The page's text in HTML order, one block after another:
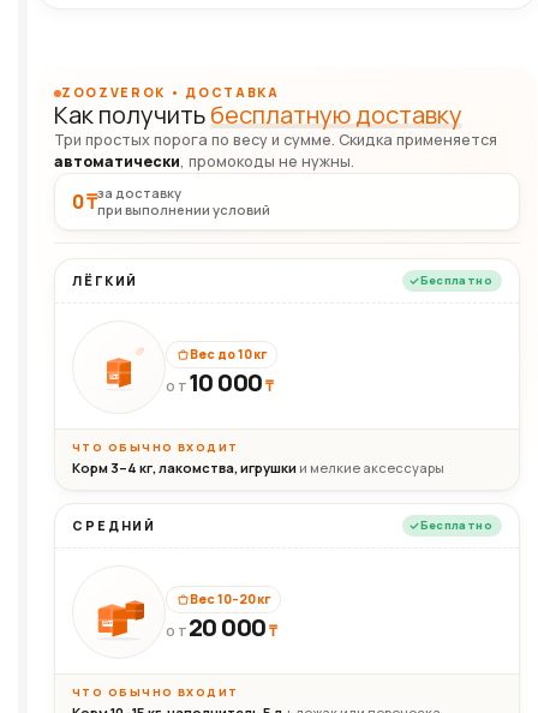
ZOOZVEROK • ДОСТАВКА
Как получитьбесплатную доставку
Три простых порога по весу и сумме. Скидка применяется
автоматически, промокоды не нужны.
0 ₸за доставку
при выполнении условий
ЛЁГКИЙ Бесплатно
10кг
Вес до 10 кг
ОТ 10 000₸
ЧТО ОБЫЧНО ВХОДИТ
Корм 3–4 кг, лакомства, игрушки и мелкие аксессуары
СРЕДНИЙ Бесплатно
20кг
Вес 10–20 кг
ОТ 20 000₸
ЧТО ОБЫЧНО ВХОДИТ